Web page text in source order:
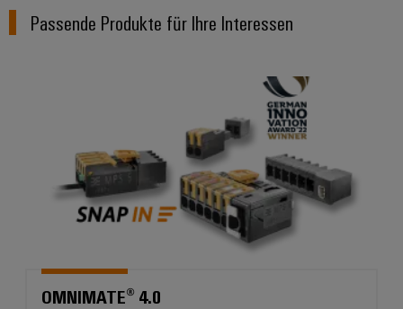
Passende Produkte für Ihre Interessen
OMNIMATE® 4.0
OMNIMATE® 4.0